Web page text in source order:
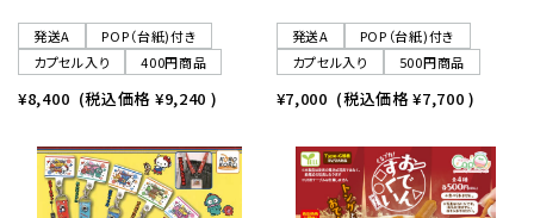
ご利用ガイド
06-6282-7659
発送A
POP（台紙)付き
カプセル入り
400円商品
¥8,400 (税込価格 ¥9,240 )
発送A
POP（台紙)付き
カプセル入り
500円商品
¥7,000 (税込価格¥7,700 )